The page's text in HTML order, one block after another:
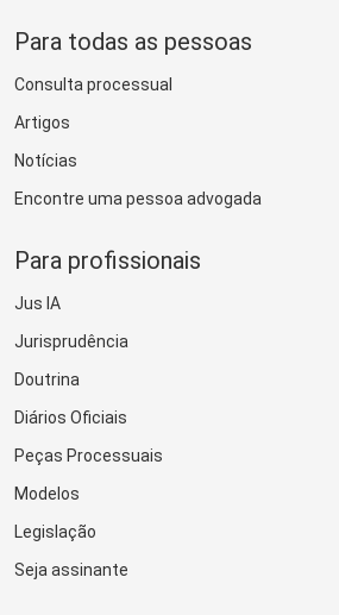
Para todas as pessoas
Consulta processual
Artigos
Notícias
Encontre uma pessoa advogada
Para profissionais
Jus IA
Jurisprudência
Doutrina
Diários Oficiais
Peças Processuais
Modelos
Legislação
Seja assinante